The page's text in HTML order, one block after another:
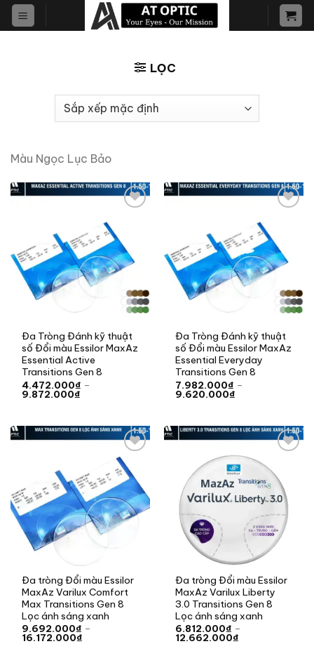
Skip
LỌC
Màu Ngọc Lục Bảo
Add to
wishlist
Đa Tròng Đánh kỹ thuật
số Đổi màu Essilor MaxAz
Essential Active
Transitions Gen 8
4.472.000₫ –
9.872.000₫
đến
9.872.000₫
Add to
wishlist
Đa Tròng Đánh kỹ thuật
số Đổi màu Essilor MaxAz
Essential Everyday
Transitions Gen 8
7.982.000₫ –
9.620.000₫
đến
9.620.000₫
Add to
wishlist
Đa tròng Đổi màu Essilor
MaxAz Varilux Comfort
Max Transitions Gen 8
Lọc ánh sáng xanh
9.692.000₫ –
16.172.000₫
Add to
wishlist
Đa tròng Đổi màu Essilor
MaxAz Varilux Liberty
3.0 Transitions Gen 8
Lọc ánh sáng xanh
6.812.000₫ –
12.662.000₫